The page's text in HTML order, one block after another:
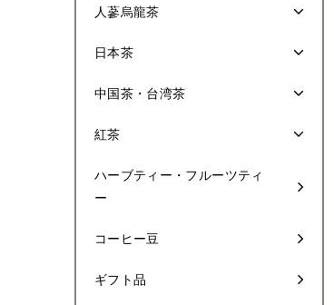
人蔘烏龍茶
日本茶
中国茶・台湾茶
紅茶
ハーブティー・フルーツティ
ー
コーヒー豆
ギフト品